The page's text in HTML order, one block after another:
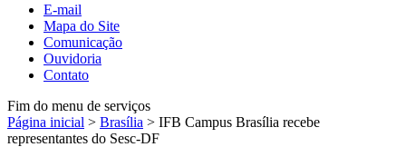
E-mail
Mapa do Site
Comunicação
Ouvidoria
Contato
Fim do menu de serviços
Página inicial > Brasília > IFB Campus Brasília recebe
representantes do Sesc-DF